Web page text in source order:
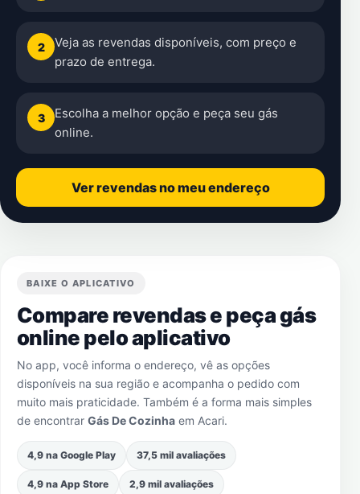
2
Veja as revendas disponíveis, com preço e
prazo de entrega.
3
Escolha a melhor opção e peça seu gás
online.
Ver revendas no meu endereço
BAIXE O APLICATIVO
Compare revendas e peça gás
online pelo aplicativo
No app, você informa o endereço, vê as opções
disponíveis na sua região e acompanha o pedido com
muito mais praticidade. Também é a forma mais simples
de encontrar Gás De Cozinha em Acari.
4,9 na Google Play 37,5 mil avaliações
4,9 na App Store 2,9 mil avaliações